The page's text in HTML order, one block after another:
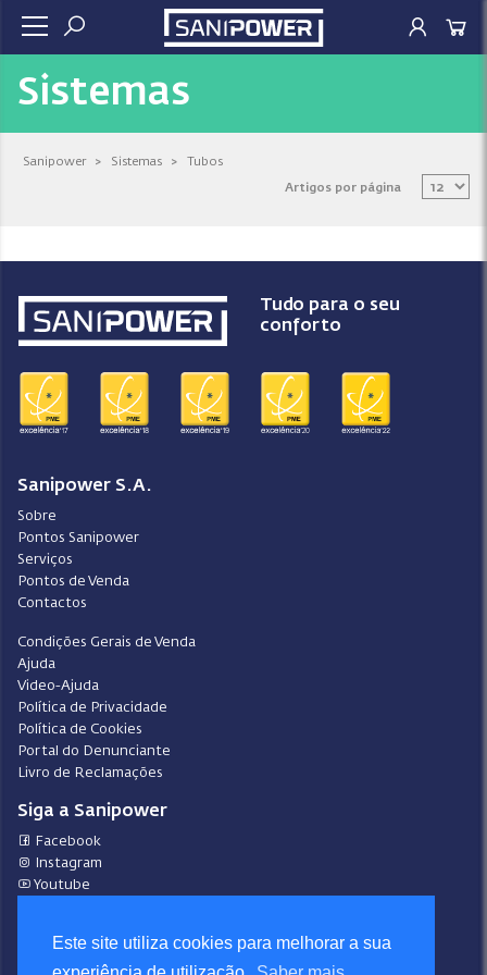
Este site utiliza cookies para melhorar a sua
Sistemas
Sanipower > Sistemas > Tubos
Artigos por página
Tudo para o seu
conforto
Sanipower S.A.
Sobre
Pontos Sanipower
Serviços
Pontos de Venda
Contactos
Condições Gerais de Venda
Ajuda
Video-Ajuda
Política de Privacidade
Política de Cookies
Portal do Denunciante
Livro de Reclamações
Siga a Sanipower
Facebook
Instagram
Youtube
Design
Sanipower S.A.